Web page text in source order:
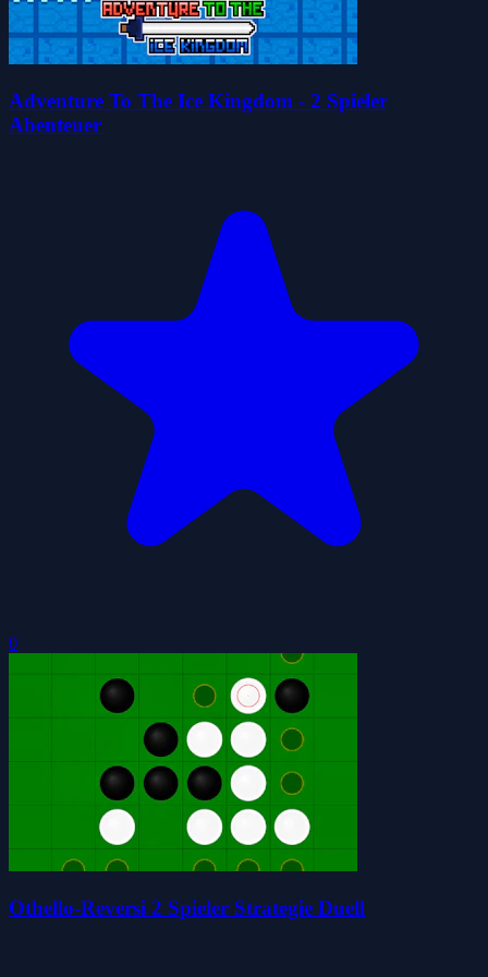
Adventure To The Ice Kingdom - 2 Spieler
Abenteuer
0
Othello-Reversi 2 Spieler Strategie Duell